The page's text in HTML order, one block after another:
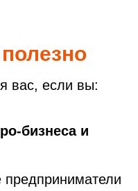
вас, если вы:
бизнеса и